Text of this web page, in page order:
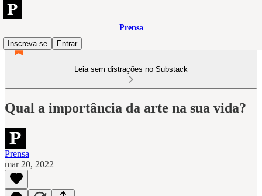
Prensa
Inscreva-se
Entrar
Leia sem distrações no Substack
Qual a importância da arte na sua vida?
Prensa
mar 20, 2022